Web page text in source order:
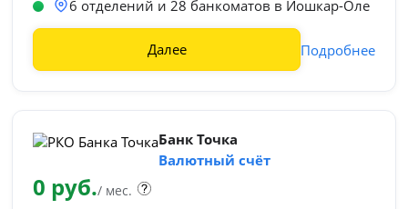
6 отделений и 28 банкоматов в Йошкар-Оле
Далее Подробнее
Банк Точка
Валютный счёт
0 руб./ мес.